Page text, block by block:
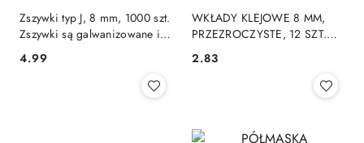
Zszywki typ J, 8 mm, 1000 szt.
Zszywki są galwanizowane i
Cena:
4.99
WKŁADY KLEJOWE 8 MM,
PRZEZROCZYSTE, 12 SZT.
Cena:
2.83